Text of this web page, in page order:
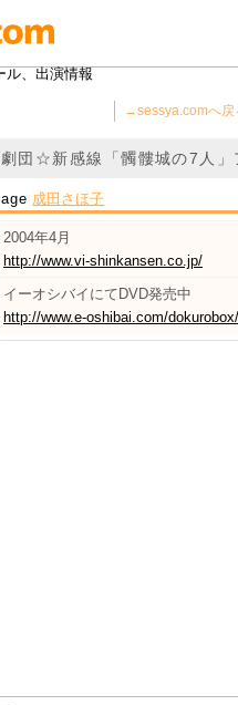
ル、出演情報
→sessya.comへ戻
劇団☆新感線「髑髏城の7人」
成田さほ子
2004年4月
http://www.vi-shinkansen.co.jp/
イーオシバイにてDVD発売中
http://www.e-oshibai.com/